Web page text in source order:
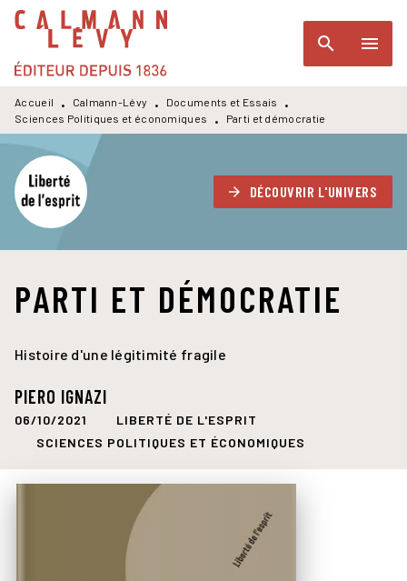
MENU RECHERCHE
PIED DE PAGE
search menu
Accueil • Calmann-Lévy • Documents et Essais
•
Sciences Politiques et économiques
• Parti et démocratie
arrow_forward DÉCOUVRIR L'UNIVERS
PARTI ET DÉMOCRATIE
Histoire d'une légitimité fragile
PIERO IGNAZI
06/10/2021
LIBERTÉ DE L'ESPRIT
SCIENCES POLITIQUES ET ÉCONOMIQUES